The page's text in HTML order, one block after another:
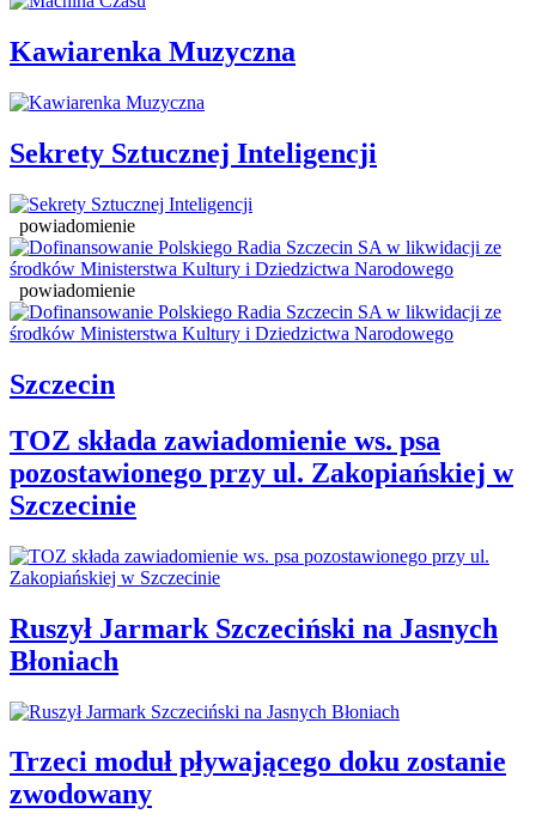
Kawiarenka Muzyczna
Sekrety Sztucznej Inteligencji
powiadomienie
powiadomienie
Szczecin
TOZ składa zawiadomienie ws. psa
pozostawionego przy ul. Zakopiańskiej w
Szczecinie
Ruszył Jarmark Szczeciński na Jasnych
Błoniach
Trzeci moduł pływającego doku zostanie
zwodowany